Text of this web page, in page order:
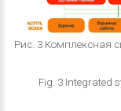
Рис. 3 Комплексная
Fig. 3 Integrated